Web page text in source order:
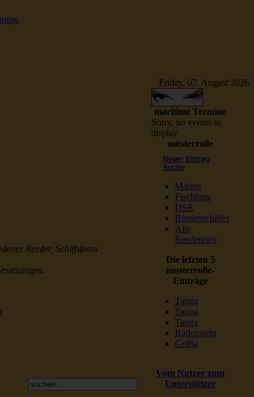
Friday, 07. August 2026
Reeder, Schiffsfotos
maritime Termine
Sorry, no events to
display
musterrolle
Neuer Eintrag
Suche
Marine
Fischfang
DSR
Binnenschiffer
Alle
Reedereien
Die letzten 5
musterrolle-
Einträge
Tanga
Tanga
Tanga
Badenstein
Gotha
Vom Nutzer zum
Unterstützer